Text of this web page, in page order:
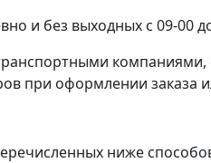
и без выходных с 09-00
при оформлении заказа
ниже